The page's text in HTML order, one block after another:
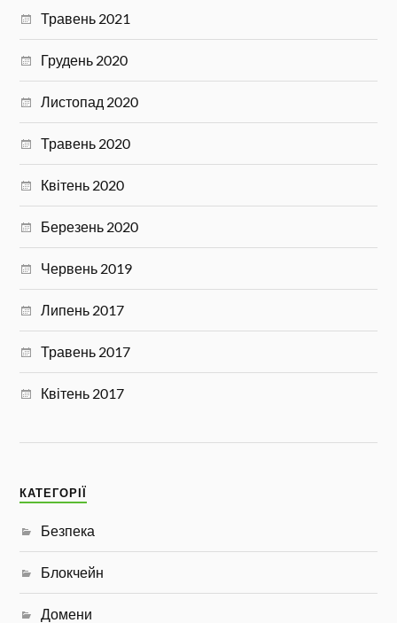
Травень 2021
Грудень 2020
Листопад 2020
Травень 2020
Квітень 2020
Березень 2020
Червень 2019
Липень 2017
Травень 2017
Квітень 2017
КАТЕГОРІЇ
Безпека
Блокчейн
Домени